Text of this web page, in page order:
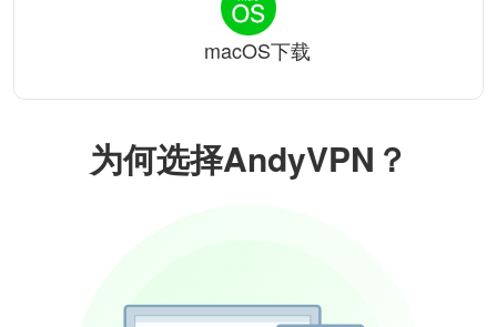
为何选择AndyVPN？
macOS下载